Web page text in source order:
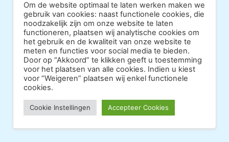
Vormgeving Hoenenenvandooren
· ·
Om de website optimaal te laten werken maken we
gebruik van cookies: naast functionele cookies, die
noodzakelijk zijn om onze website te laten
functioneren, plaatsen wij analytische cookies om
het gebruik en de kwaliteit van onze website te
meten en functies voor social media te bieden.
Door op “Akkoord” te klikken geeft u toestemming
voor het plaatsen van alle cookies. Indien u kiest
voor “Weigeren” plaatsen wij enkel functionele
cookies.
Cookie Instellingen Accepteer Cookies